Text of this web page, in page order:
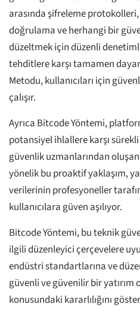
arasında şifreleme
doğrulama ve herhangi bir
düzeltmek için düzenli
tehditlere karşı tamamen
Metodu, kullanıcıları için
çalışır.
Ayrıca Bitcode Yöntemi,
potansiyel ihlallere karşı
güvenlik uzmanlarından
yönelik bu proaktif yaklaşım,
verilerinin profesyoneller
kullanıcılara güven aşılıyor.
Bitcode Yöntemi, bu teknik
ilgili düzenleyici çerçevelere
endüstri standartlarına ve
güvenli ve güvenilir bir yatırım
konusundaki kararlılığını